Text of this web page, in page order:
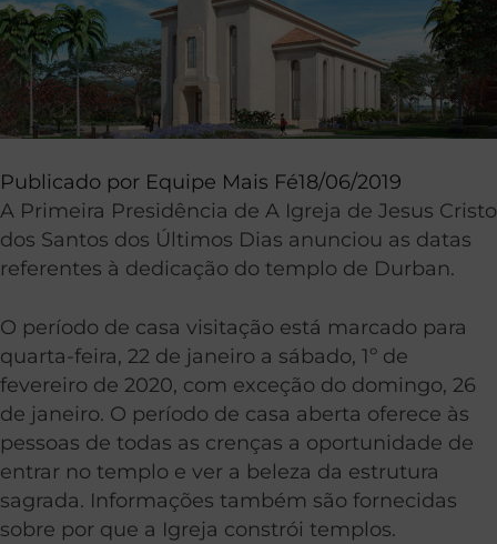
Publicado por Equipe Mais Fé18/06/2019
A Primeira Presidência de A Igreja de Jesus Cristo
dos Santos dos Últimos Dias anunciou as datas
referentes à dedicação do templo de Durban.
O período de casa visitação está marcado para
quarta-feira, 22 de janeiro a sábado, 1º de
fevereiro de 2020, com exceção do domingo, 26
de janeiro. O período de casa aberta oferece às
pessoas de todas as crenças a oportunidade de
entrar no templo e ver a beleza da estrutura
sagrada. Informações também são fornecidas
sobre por que a Igreja constrói templos.